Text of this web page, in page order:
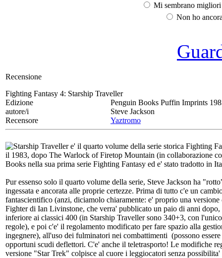
Mi sembrano
Non ho
Recensione
Fighting Fantasy 4: Starship Traveller
Edizione
Penguin Books Puffin Imprints
autore/i
Steve Jackson
Recensore
Yaztromo
Starship Traveller e' il quarto volume della serie storica Fighting
il 1983, dopo The Warlock of Firetop Mountain (in collaborazione
Books nella sua prima serie Fighting Fantasy ed e' stato tradotto in
Pur essenso solo il quarto volume della serie, Steve Jackson ha
ingessata e ancorata alle proprie certezze. Prima di tutto c'e un
fantascientifico (anzi, diciamolo chiaramente: e' proprio una
Fighter di Ian Livinstone, che verra' pubblicato un paio di anni
inferiore ai classici 400 (in Starship Traveller sono 340+3, con
regole), e poi c'e' il regolamento modificato per fare spazio alla
ingegnere), all'uso dei fulminatori nei combattimenti (possono
opportuni scudi deflettori. C'e' anche il teletrasporto! Le modifiche
versione "Star Trek" colpisce al cuore i leggiocatori senza